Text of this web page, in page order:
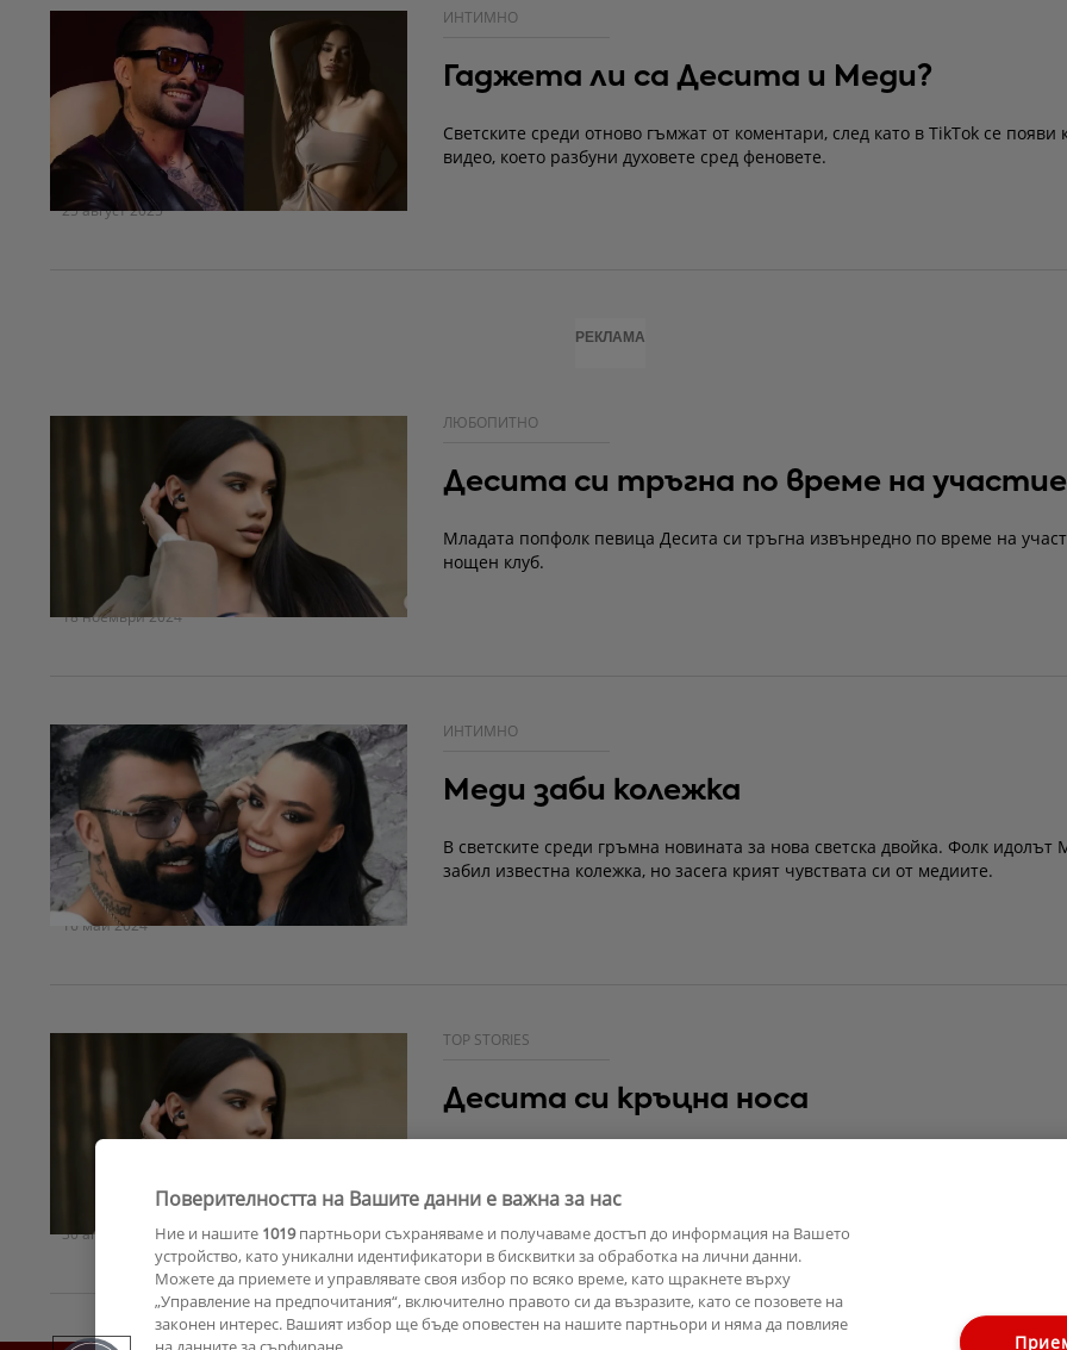
ИНТИМНО
Гаджета ли са Десита и Меди?
Светските среди отново гъмжат от коментари, след като в TikTok се появи
видео, което разбуни духовете сред феновете.
25 август 2025
ЛЮБОПИТНО
Десита си тръгна по време на участие
Младата попфолк певица Десита си тръгна извънредно по време на
нощен клуб.
18 ноември 2024
ИНТИМНО
Меди заби колежка
В светските среди гръмна новината за нова светска двойка. Фолк идолът
забил известна колежка, но засега крият чувствата си от медиите.
16 май 2024
TOP STORIES
Десита си кръцна носа
30 април 2024
РЕКЛАМА
Поверителността на Вашите данни е важна за нас
Ние и нашите 1019партньори съхраняваме и получаваме достъп до информация на Вашето
устройство, като уникални идентификатори в бисквитки за обработка на лични данни.
Можете да приемете и управлявате своя избор по всяко време, като щракнете върху
„Управление на предпочитания“, включително правото си да възразите, като се позовете на
законен интерес. Вашият избор ще бъде оповестен на нашите партньори и няма да повлияе